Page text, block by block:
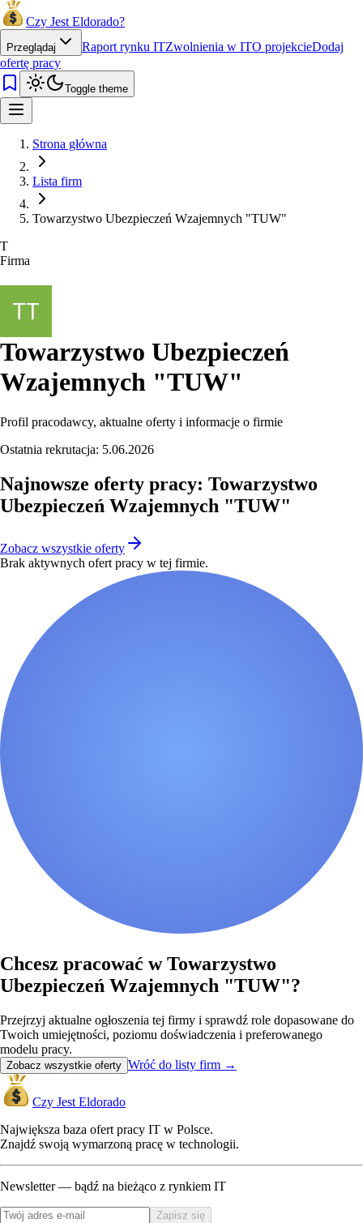
Czy Jest Eldorado?
Przeglądaj Raport rynku ITZwolnienia w ITO projekcieDodaj
ofertę pracy
Toggle theme
Strona główna
Lista firm
Towarzystwo Ubezpieczeń Wzajemnych "TUW"
T
Firma
Towarzystwo Ubezpieczeń
Wzajemnych "TUW"
Profil pracodawcy, aktualne oferty i informacje o firmie
Ostatnia rekrutacja: 5.06.2026
Najnowsze oferty pracy: Towarzystwo
Ubezpieczeń Wzajemnych "TUW"
Zobacz wszystkie oferty
Brak aktywnych ofert pracy w tej firmie.
Chcesz pracować w Towarzystwo
Ubezpieczeń Wzajemnych "TUW"?
Przejrzyj aktualne ogłoszenia tej firmy i sprawdź role dopasowane do
Twoich umiejętności, poziomu doświadczenia i preferowanego
modelu pracy.
Zobacz wszystkie oferty Wróć do listy firm →
Czy Jest Eldorado
Największa baza ofert pracy IT w Polsce.
Znajdź swoją wymarzoną pracę w technologii.
Newsletter — bądź na bieżąco z rynkiem IT
Zapisz się